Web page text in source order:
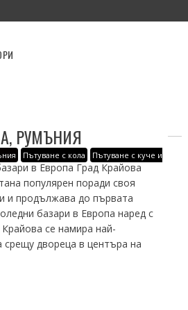
Пътуване с кола
Пътуване с куче и
РУМЪНИЯ
в Европа Град Крайова
популярен поради своя
и продължава до първата
базари в Европа наред с
се намира най-
двореца в центъра на